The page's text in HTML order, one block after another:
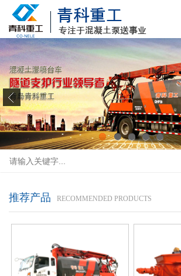
1 2 3 4 5
推荐产品 RECOMMENDED PRODUCTS